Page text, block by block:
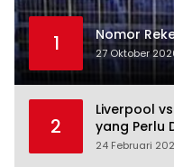
1 Nomor
27 Oktober
2
Liverpool
yang Perlu
24 Februari